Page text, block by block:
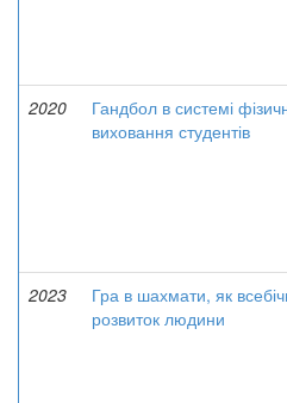
2020
Гандбол в системі
виховання студентів
2023
Гра в шахмати, як
розвиток людини